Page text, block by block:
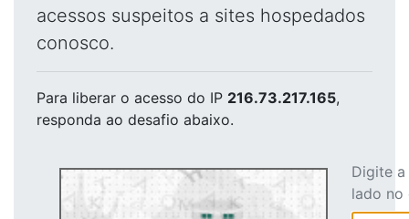
acessos suspeitos a sites hospedados
conosco.
Para liberar o acesso do IP 216.73.217.165,
responda ao desafio abaixo.
Digite
lado no